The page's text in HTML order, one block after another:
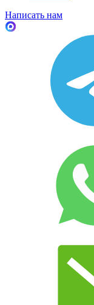
Написать нам